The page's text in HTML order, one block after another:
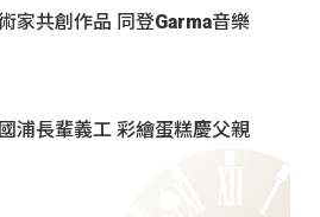
家共創作品 同登Garma音樂
浦長輩義工 彩繪蛋糕慶父親